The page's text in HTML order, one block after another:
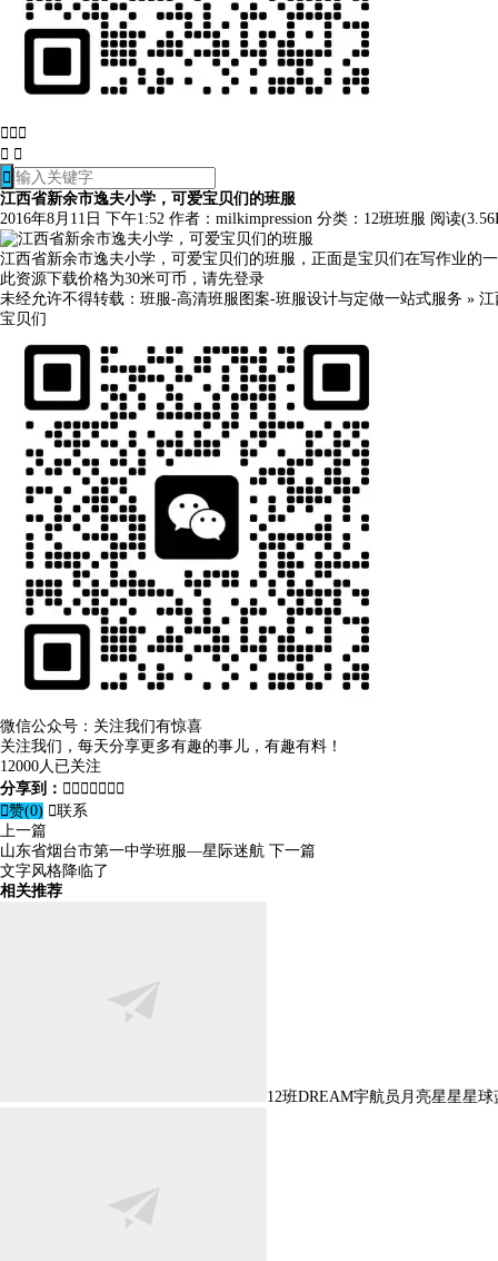
  
 

江西省新余市逸夫小学，可爱宝贝们的班服
2016年8月11日 下午1:52 作者：milkimpression 分类： 12班班服 阅读
江西省新余市逸夫小学，可爱宝贝们的班服，正面是宝贝们在写作业的
此资源下载价格为30米可币，请先登录
未经允许不得转载： 班服-高清班服图案-班服设计与定做一站式服务 » 江
宝贝们
微信公众号：关注我们有惊喜
关注我们，每天分享更多有趣的事儿，有趣有料！
12000人已关注
分享到：       
赞(0) 联系
上一篇
山东省烟台市第一中学班服—星际迷航 下一篇
文字风格降临了
相关推荐
12班DREAM宇航员月亮星星星